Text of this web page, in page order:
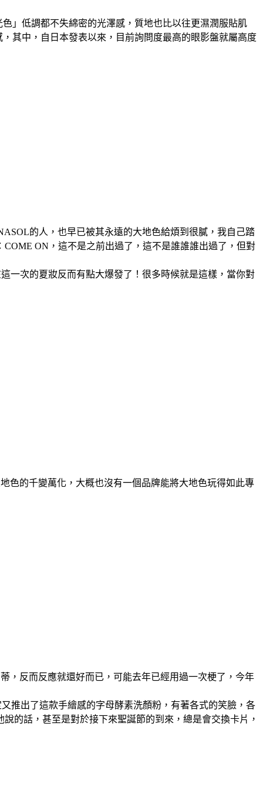
」低調都不失綿密的光澤感，質地也比以往更濕潤服貼肌
其中，自日本發表以來，目前詢問度最高的眼影盤就屬高度
的人，也早已被其永遠的大地色給煩到很膩，我自己踏
ON，這不是之前出過了，這不是誰誰誰出過了，但對
一次的夏妝反而有點大爆發了！很多時候就是這樣，當你對
色的千變萬化，大概也沒有一個品牌能將大地色玩得如此專
，反而反應就還好而已，可能去年已經用過一次梗了，今年
推出了這款手繪感的字母酵素洗顏粉，有著各式的笑臉，各
的話，甚至是對於接下來聖誕節的到來，總是會交換卡片，